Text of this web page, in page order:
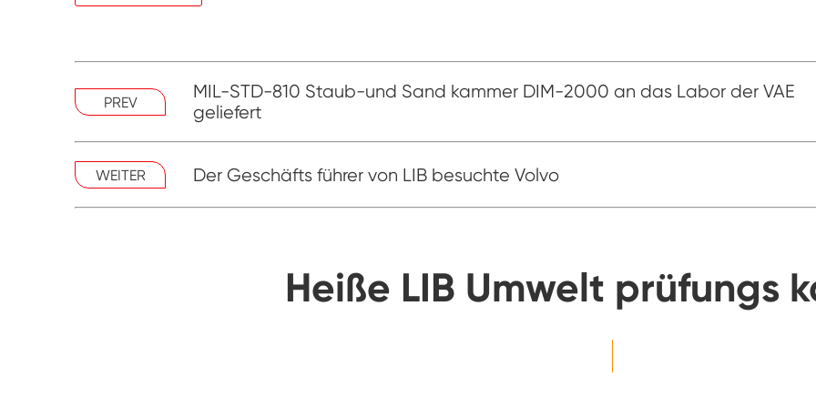
PV-Klimakammer
PV-Prüf kammer
PREV
MIL-STD-810 Staub-und Sand kammer DIM-2000 an das Labor der VAE
geliefert
WEITER Der Geschäfts führer von LIB besuchte Volvo
Heiße LIB Umwelt prüfungs